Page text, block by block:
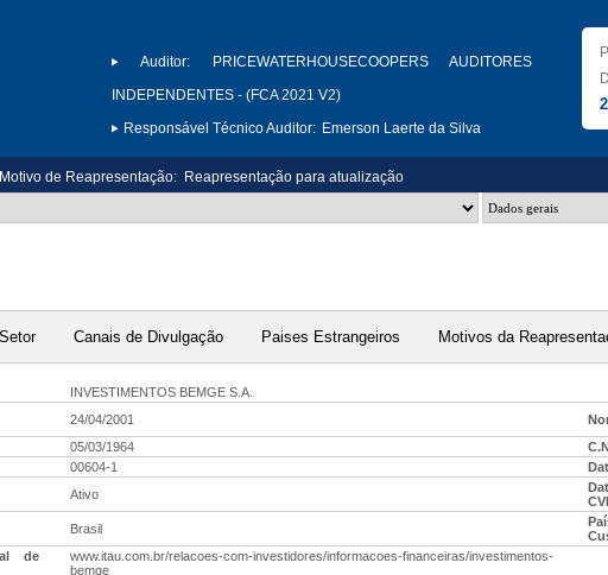
Auditor:
PRICEWATERHOUSECOOPERS AUDITORES
INDEPENDENTES - (FCA 2021 V2)
Responsável Técnico Auditor: Emerson Laerte da Silva
Motivo de Reapresentação: Reapresentação para atualização